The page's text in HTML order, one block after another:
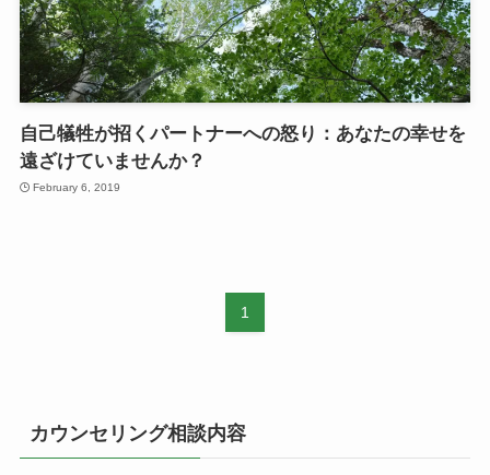
自己犠牲が招くパートナーへの怒り：あなたの幸せを
遠ざけていませんか？
February 6, 2019
1
カウンセリング相談内容